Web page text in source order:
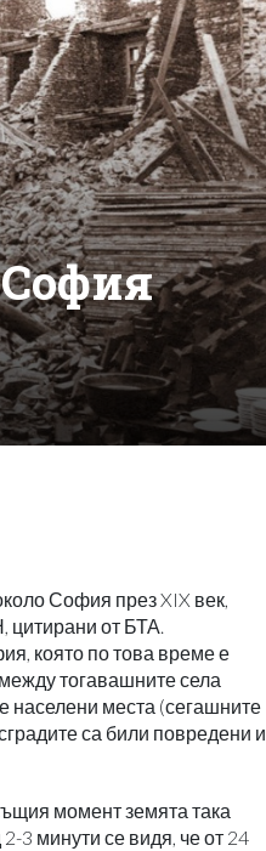
София
София през XIX век,
цитирани от БТА.
която по това време е
тогавашните села
населени места (сегашните
са били повредени и
момент земята така
3 минути се видя, че от 24